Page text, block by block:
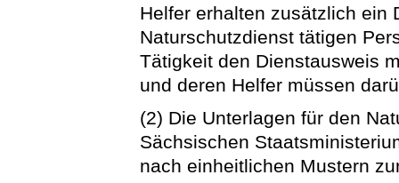
Helfer erhalten zusätzlich ein
Naturschutzdienst tätigen
Tätigkeit den Dienstausweis
und deren Helfer müssen
(2) Die Unterlagen für den
Sächsischen
nach einheitlichen Mustern